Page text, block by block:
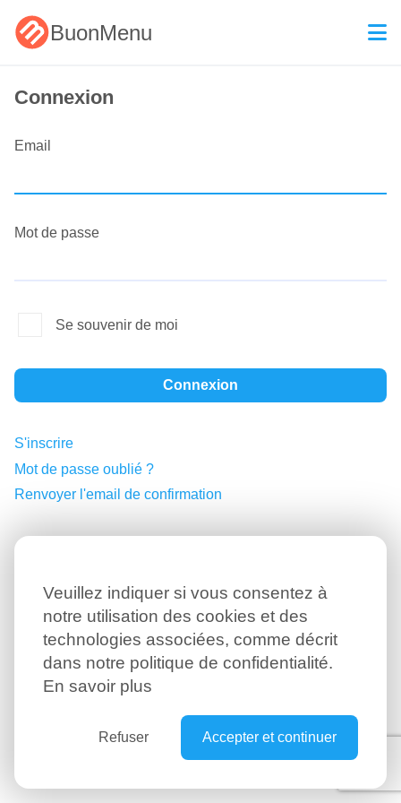
BuonMenu
Connexion
Email
Mot de passe
Se souvenir de moi
Connexion
S'inscrire
Mot de passe oublié ?
Renvoyer l'email de confirmation
Veuillez indiquer si vous consentez à
notre utilisation des cookies et des
technologies associées, comme décrit
dans notre politique de confidentialité.
En savoir plus
Refuser Accepter et continuer